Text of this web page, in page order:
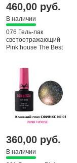
460,00 руб.
В наличии
076 Гель-лак
светоотражающий
Pink house The Best
360,00 руб.
В наличии